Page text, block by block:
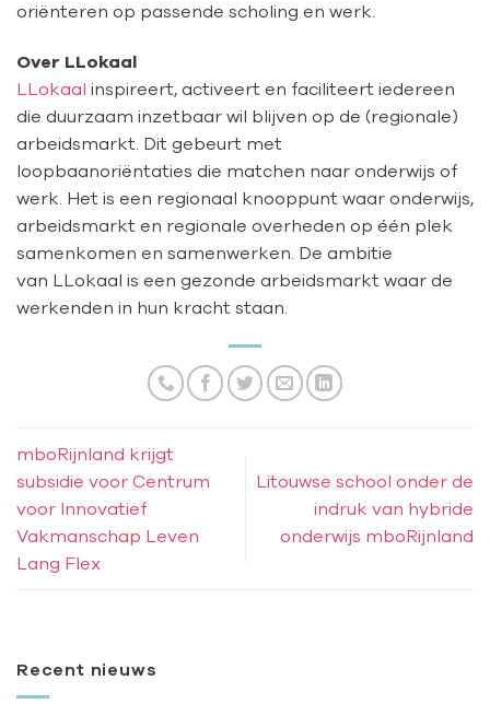
oriënteren op passende scholing en werk.
Over LLokaal
LLokaal inspireert, activeert en faciliteert iedereen
die duurzaam inzetbaar wil blijven op de (regionale)
arbeidsmarkt. Dit gebeurt met
loopbaanoriëntaties die matchen naar onderwijs of
werk. Het is een regionaal knooppunt waar onderwijs,
arbeidsmarkt en regionale overheden op één plek
samenkomen en samenwerken. De ambitie
van LLokaal is een gezonde arbeidsmarkt waar de
werkenden in hun kracht staan.
mboRijnland krijgt
subsidie voor Centrum
voor Innovatief
Vakmanschap Leven
Lang Flex
Litouwse school onder de
indruk van hybride
onderwijs mboRijnland
Recent nieuws